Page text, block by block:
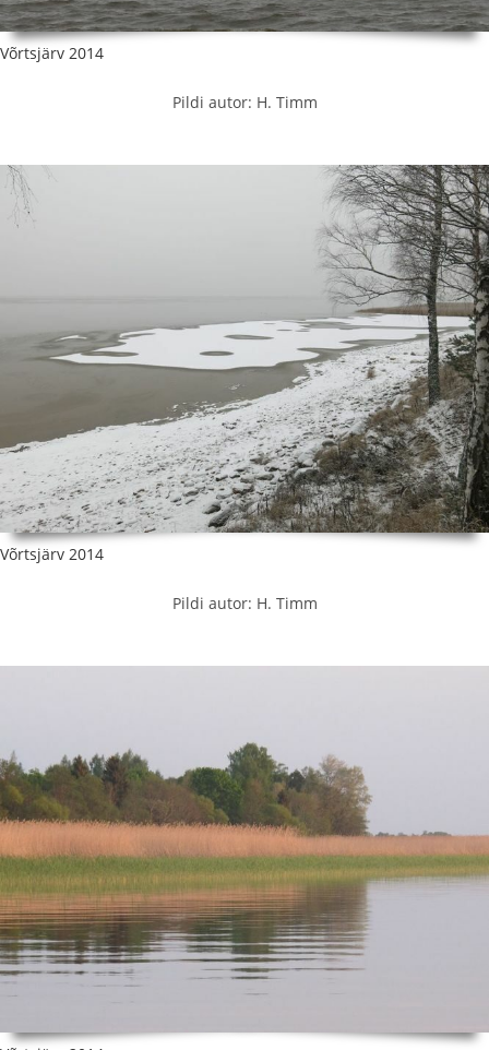
Võrtsjärv 2014
Pildi autor: H. Timm
Võrtsjärv 2014
Pildi autor: H. Timm